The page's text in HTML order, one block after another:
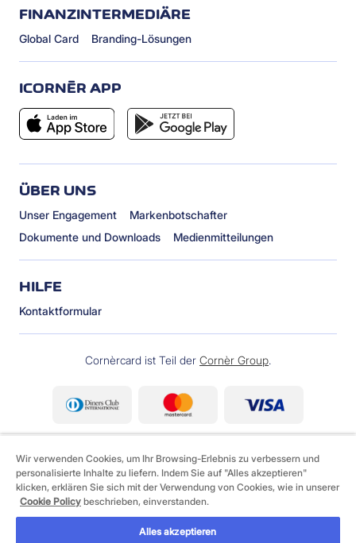
FINANZINTERMEDIÄRE
Global Card Branding-Lösungen
ICORNÈR APP
ÜBER UNS
Unser Engagement
Markenbotschafter
Dokumente und Downloads
Medienmitteilungen
HILFE
Kontaktformular
Cornèrcard ist Teil der Cornèr Group.
©2026 Cornèrcard - Cornèr Bank AG, Cornèrcard,
Via Canova 16, 6901 Lugano
Wir verwenden Cookies, um Ihr Browsing-Erlebnis zu verbessern und
personalisierte Inhalte zu liefern. Indem Sie auf "Alles akzeptieren"
klicken, erklären Sie sich mit der Verwendung von Cookies, wie in unserer
Cookie Policy beschrieben, einverstanden.
Alles akzeptieren